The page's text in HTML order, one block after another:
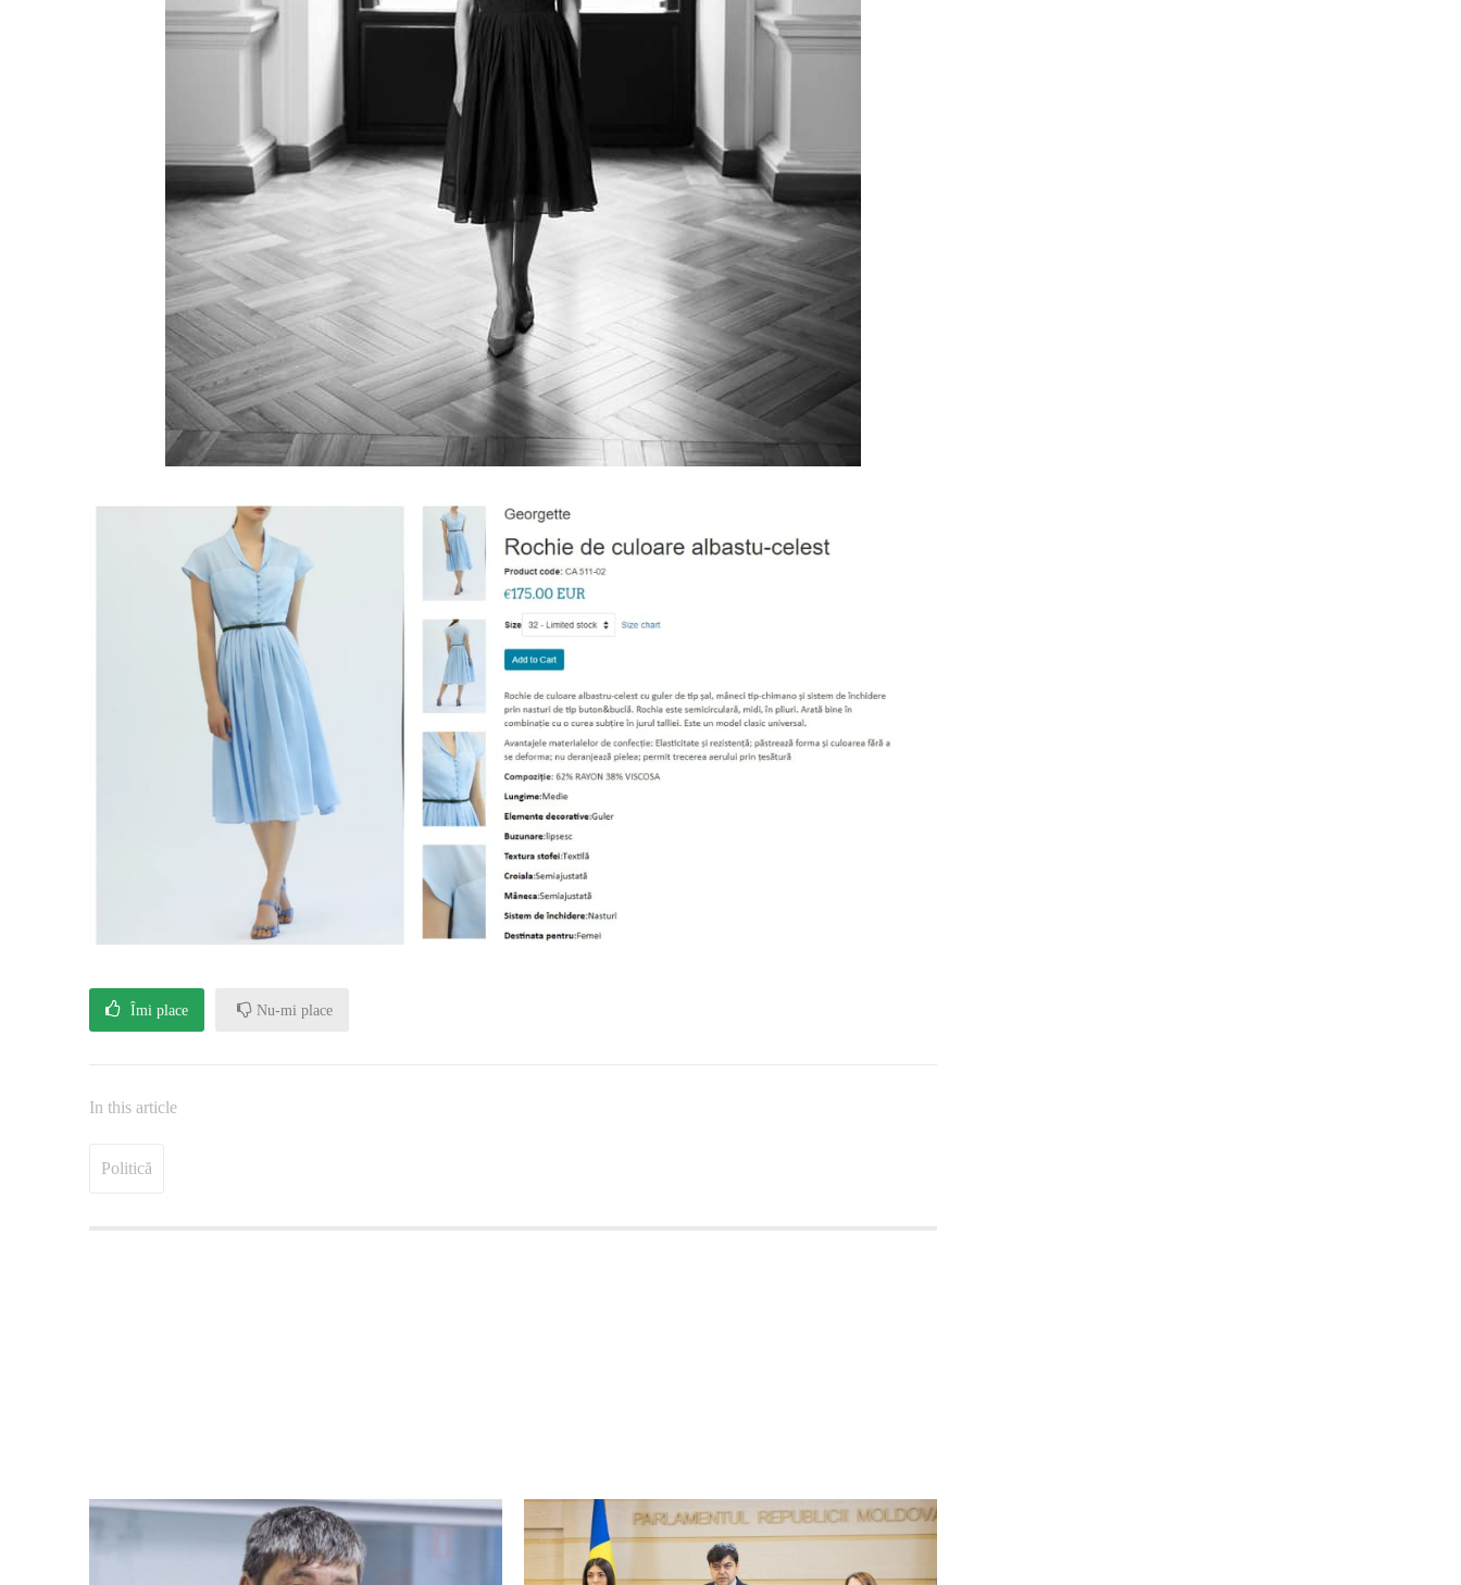
Îmi place Nu-mi place
In this article
Politică